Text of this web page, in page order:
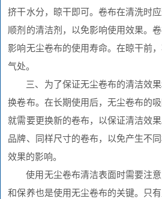
挤干水分，晾干即可。卷布在清洗时
顺剂的清洁剂，以免影响使用效果。
影响无尘卷布的使用寿命。在晾干前
气处。
三、为了保证无尘卷布的清洁效
换卷布。在长期使用后，无尘卷布的
就需要更换新的卷布，以保证清洁效
品牌、同样尺寸的卷布，以免产生不
效果的影响。
使用无尘卷布清洁表面时需要注
和保养也是使用无尘卷布的关键。只